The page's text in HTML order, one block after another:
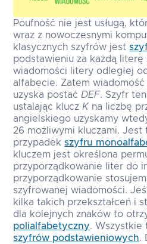
Poufność nie jest usługą,
wraz z nowoczesnymi
klasycznych szyfrów jest
podstawieniu za każdą literę
wiadomości litery odległej
alfabecie. Zatem
uzyska postaćDEF. Szyfr
ustalając kluczK na liczbę
angielskiego uzyskamy
26 możliwymi kluczami. Jest
przypadekszyfru
kluczem jest określona
przyporządkowanie liter do
przyporządkowanie
szyfrowanej wiadomości.
kilka takich przekształceń i
dla kolejnych znaków to
polialfabetyczny. Wszystkie
szyfrów podstawieniowych.